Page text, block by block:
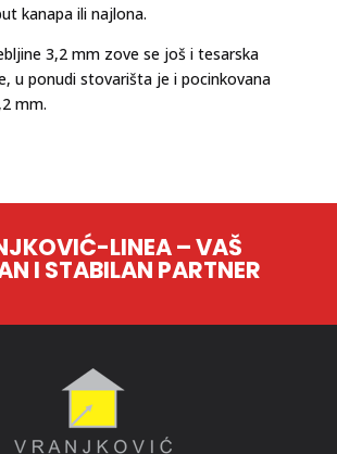
kanapa ili najlona.
3,2 mm zove se još i tesarska
u ponudi stovarišta je i pocinkovana
mm.
LINEA – VAŠ
I STABILAN PARTNER